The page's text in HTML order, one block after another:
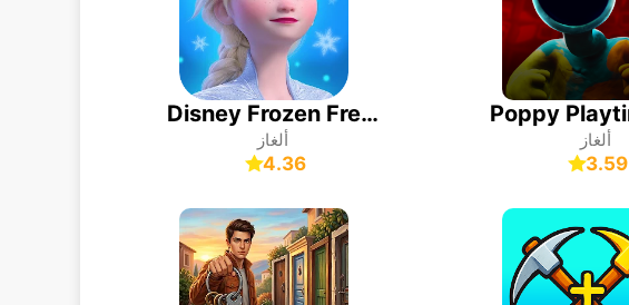
Disney Frozen Free Fall
ألغاز
4.36
ألغاز
3.59